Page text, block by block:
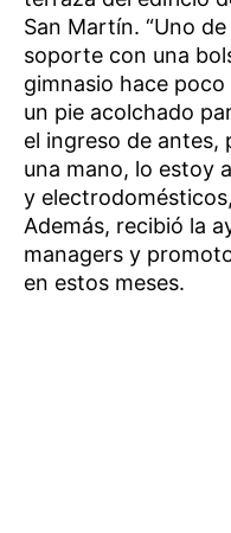
San Martín. “Uno
soporte con una
gimnasio hace
un pie acolchado
el ingreso de antes,
una mano, lo estoy
y
Además, recibió la
managers y
en estos meses.